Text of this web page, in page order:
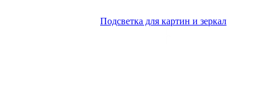
Подсветка для картин и зеркал